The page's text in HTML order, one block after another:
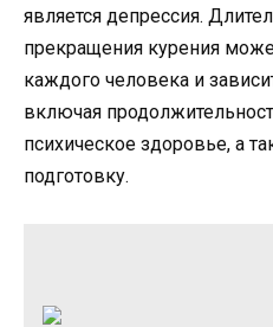
является депрессия.
прекращения курения
каждого человека и
включая
психическое здоровье, а
подготовку.